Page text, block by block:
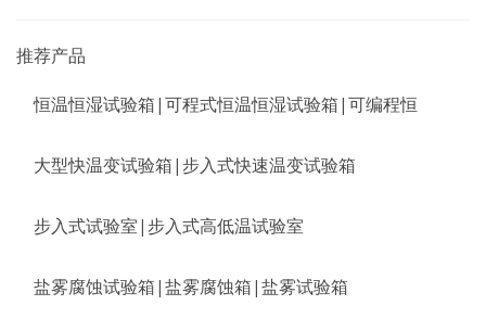
推荐产品
恒温恒湿试验箱|可程式恒温恒湿试验箱|可编程恒
大型快温变试验箱|步入式快速温变试验箱
步入式试验室|步入式高低温试验室
盐雾腐蚀试验箱|盐雾腐蚀箱|盐雾试验箱